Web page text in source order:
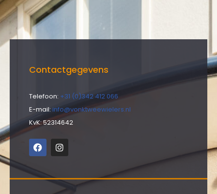
Contactgegevens
Telefoon: +31 (0)342 412 066
E-mail: info@vonktweewielers.nl
KvK: 52314642